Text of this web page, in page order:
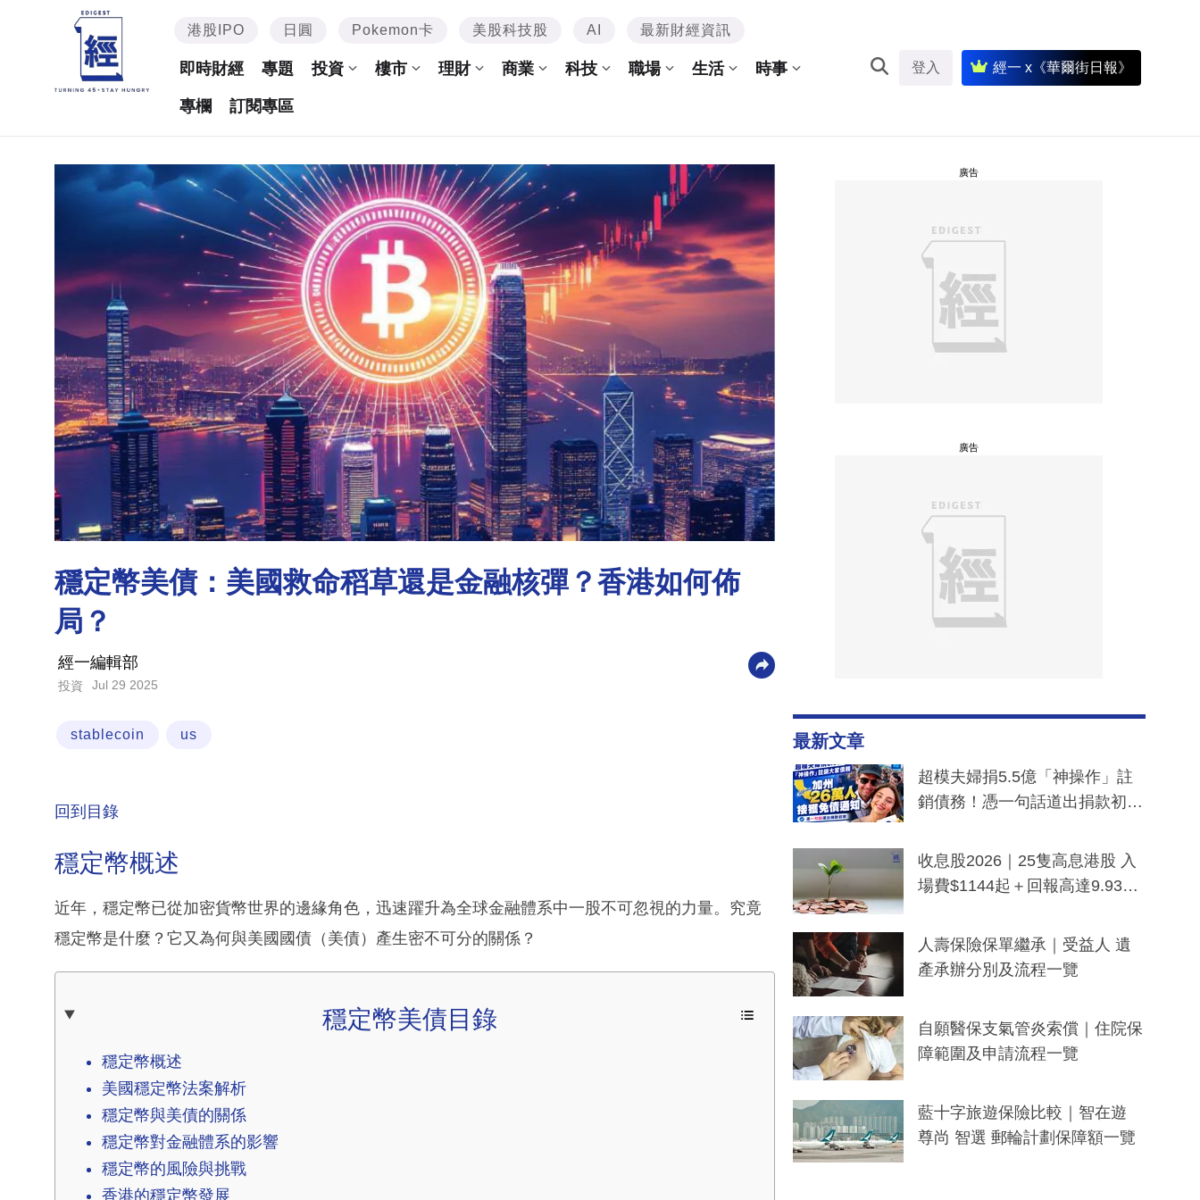
港股IPO 日圓 Pokemon卡 美股科技股 AI 最新財經資訊
即時財經 專題 投資 樓市 理財 商業 科技 職場 生活 時事
專欄 訂閱專區
登入 經一 x《華爾街日報》
穩定幣美債：美國救命稻草還是金融核彈？香港如何佈
局？
經一編輯部
投資 Jul 29 2025
stablecoin us
回到目錄
穩定幣概述
近年，穩定幣已從加密貨幣世界的邊緣角色，迅速躍升為全球金融體系中一股不可忽視的力量。究竟
穩定幣是什麼？它又為何與美國國債（美債）產生密不可分的關係？
穩定幣美債目錄
穩定幣概述
美國穩定幣法案解析
穩定幣與美債的關係
穩定幣對金融體系的影響
穩定幣的風險與挑戰
香港的穩定幣發展
廣告
廣告
最新文章
超模夫婦捐5.5億「神操作」註
銷債務！憑一句話道出捐款初
一度被誤當詐騙手段
收息股2026｜25隻高息港股 入
場費$1144起＋回報高達9.93
人壽保險保單繼承｜受益人 遺
產承辦分別及流程一覽
自願醫保支氣管炎索償｜住院保
障範圍及申請流程一覽
藍十字旅遊保險比較｜智在遊
尊尚 智選 郵輪計劃保障額一覽